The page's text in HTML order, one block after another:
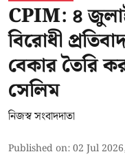
CPIM: ৪
বিরোধী
বেকার তৈরি
সেলিম
নিজস্ব সংবাদদাতা
Published on:02 Jul